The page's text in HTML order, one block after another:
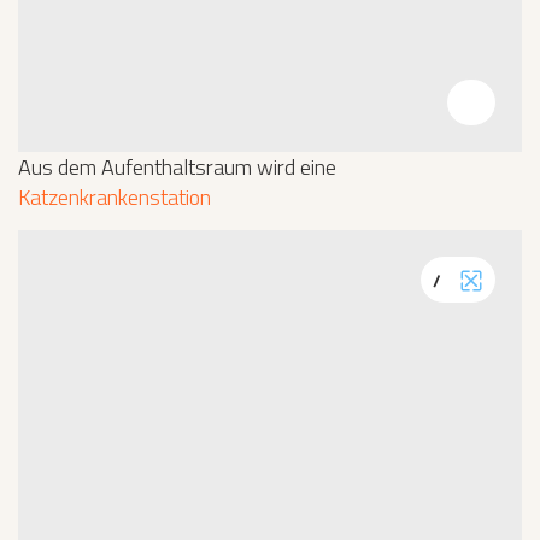
Aus dem Aufenthaltsraum wird eine
Katzenkrankenstation
/ Vollbild